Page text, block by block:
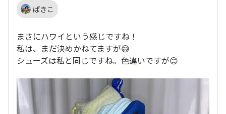
ぱきこ
まさにハワイという感じですね！
私は、まだ決めかねてますが😅
シューズは私と同じですね。色違いですが😊